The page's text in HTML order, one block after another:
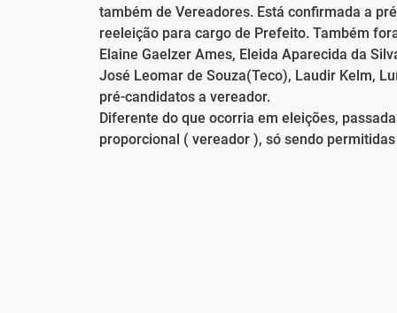
também de Vereadores. Está confirmada a
reeleição para cargo de Prefeito. Também
Elaine Gaelzer Ames, Eleida Aparecida da
José Leomar de Souza(Teco), Laudir Kelm,
pré-candidatos a vereador.
Diferente do que ocorria em eleições,
proporcional ( vereador ), só sendo